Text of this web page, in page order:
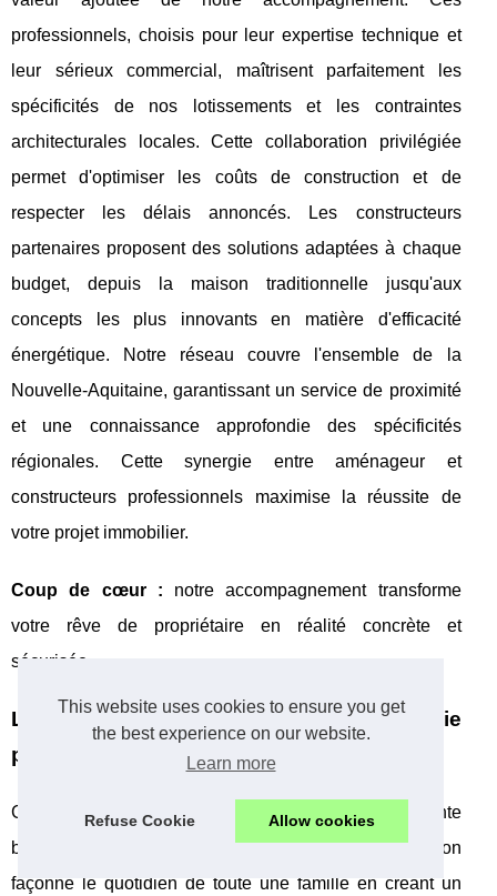
This website uses cookies to ensure you get
the best experience on our website.
Learn more
Refuse Cookie Allow cookies
professionnels, choisis pour leur expertise technique et
leur sérieux commercial, maîtrisent parfaitement les
spécificités de nos lotissements et les contraintes
architecturales locales. Cette collaboration privilégiée
permet d'optimiser les coûts de construction et de
respecter les délais annoncés. Les constructeurs
partenaires proposent des solutions adaptées à chaque
budget, depuis la maison traditionnelle jusqu'aux
concepts les plus innovants en matière d'efficacité
énergétique. Notre réseau couvre l'ensemble de la
Nouvelle-Aquitaine, garantissant un service de proximité
et une connaissance approfondie des spécificités
régionales. Cette synergie entre aménageur et
constructeurs professionnels maximise la réussite de
votre projet immobilier.
Coup de cœur : notre accompagnement transforme
votre rêve de propriétaire en réalité concrète et
sécurisée.
Lotissement résidentiel : quel cadre de vie
pour votre famille ?
Choisir unterrain lotissement avantages
représente
bien plus qu'un simple achat immobilier. Cette décision
façonne le quotidien de toute une famille en créant un